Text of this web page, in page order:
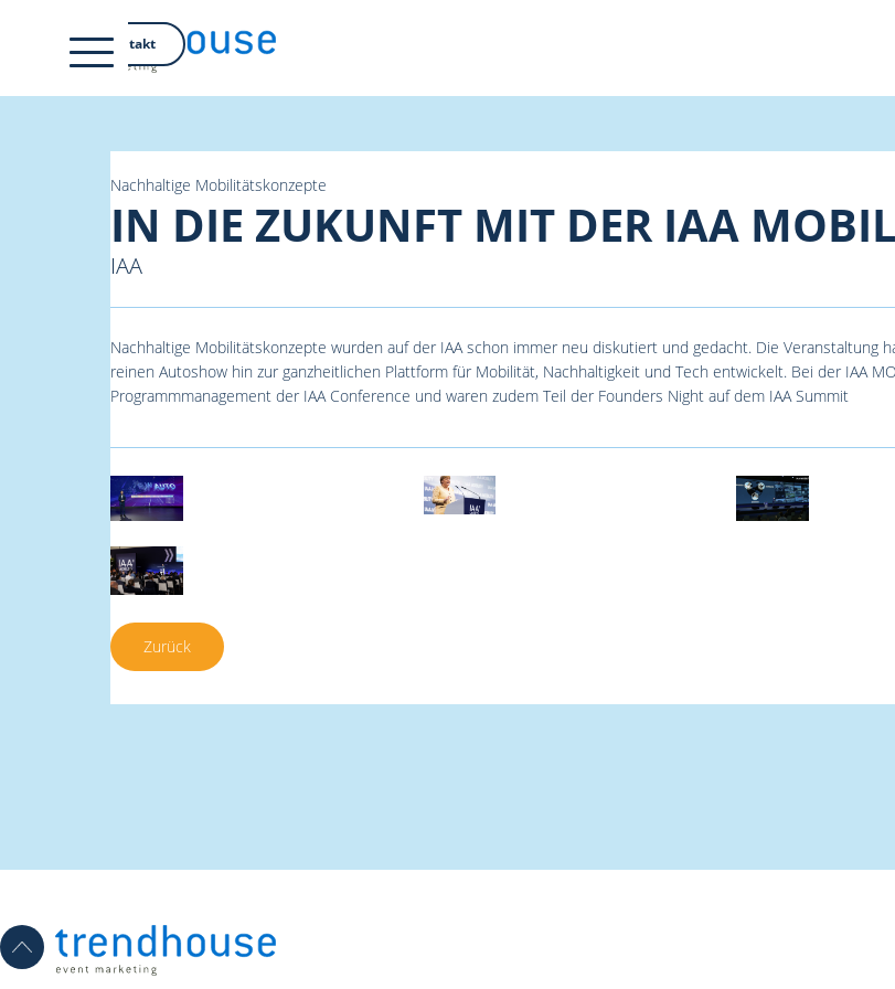
EN Kontakt
Nachhaltige Mobilitätskonzepte
IN DIE ZUKUNFT MIT DER IAA
IAA
Nachhaltige Mobilitätskonzepte wurden auf der IAA schon immer neu diskutiert und gedacht. Die
reinen Autoshow hin zur ganzheitlichen Plattform für Mobilität, Nachhaltigkeit und Tech entwickelt. Bei der IAA
Programmmanagement der IAA Conference und waren zudem Teil der Founders Night auf dem IAA Summit
Zurück